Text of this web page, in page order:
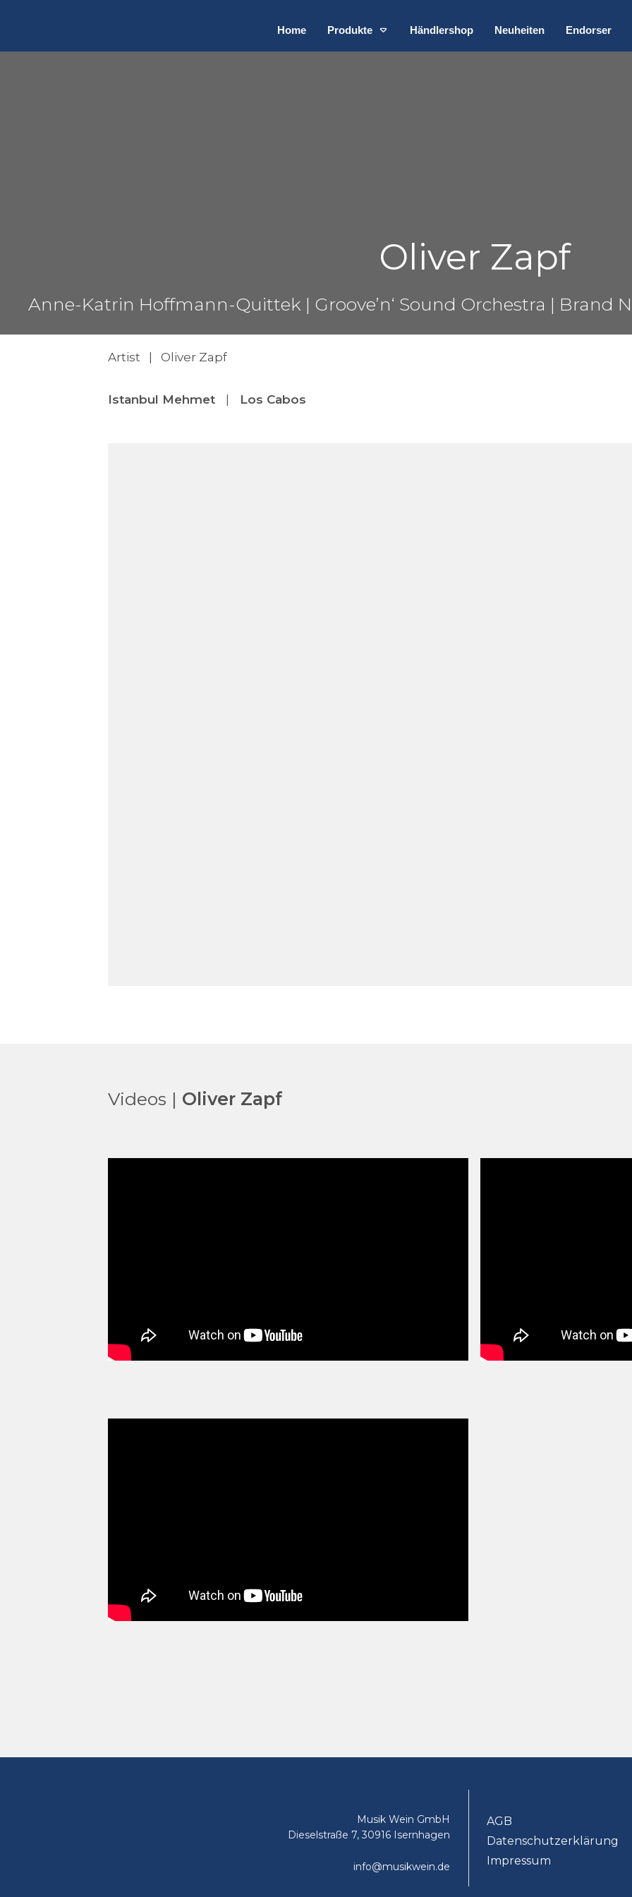
Home Produkte Händlershop Neuheiten Endorser
Oliver Zapf
Anne-Katrin Hoffmann-Quittek | Groove’n‘ Sound Orchestra | Brand
Artist | Oliver Zapf
Istanbul Mehmet Los Cabos
Videos | Oliver Zapf
Musik Wein GmbH
Dieselstraße 7, 30916 Isernhagen
info@musikwein.de
AGB
Datenschutzerklärung
Impressum